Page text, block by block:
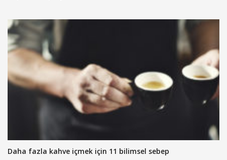
Daha fazla kahve içmek için 11 bilimsel sebep